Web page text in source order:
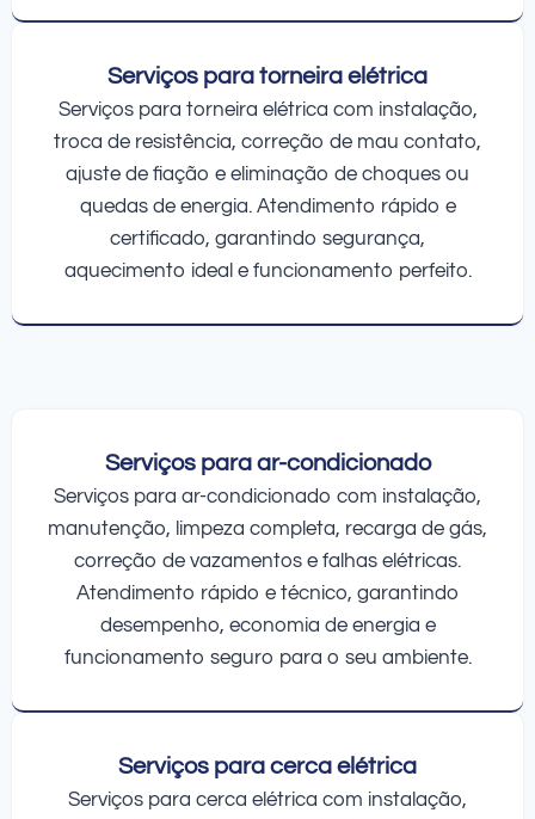
Serviços para torneira elétrica
Serviços para torneira elétrica com instalação,
troca de resistência, correção de mau contato,
ajuste de fiação e eliminação de choques ou
quedas de energia. Atendimento rápido e
certificado, garantindo segurança,
aquecimento ideal e funcionamento perfeito.
Serviços para ar-condicionado
Serviços para ar-condicionado com instalação,
manutenção, limpeza completa, recarga de gás,
correção de vazamentos e falhas elétricas.
Atendimento rápido e técnico, garantindo
desempenho, economia de energia e
funcionamento seguro para o seu ambiente.
Serviços para cerca elétrica
Serviços para cerca elétrica com instalação,